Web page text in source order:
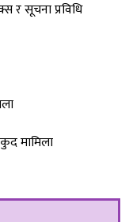
र सूचना प्रविधि
मामिला